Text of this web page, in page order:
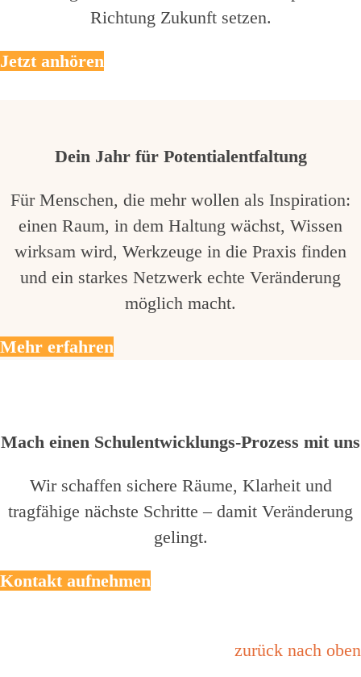
Richtung Zukunft setzen.
Jetzt anhören
Dein Jahr für Potentialentfaltung
Für Menschen, die mehr wollen als Inspiration:
einen Raum, in dem Haltung wächst, Wissen
wirksam wird, Werkzeuge in die Praxis finden
und ein starkes Netzwerk echte Veränderung
möglich macht.
Mehr erfahren
Mach einen Schulentwicklungs-Prozess mit uns
Wir schaffen sichere Räume, Klarheit und
tragfähige nächste Schritte – damit Veränderung
gelingt.
Kontakt aufnehmen
zurück nach oben